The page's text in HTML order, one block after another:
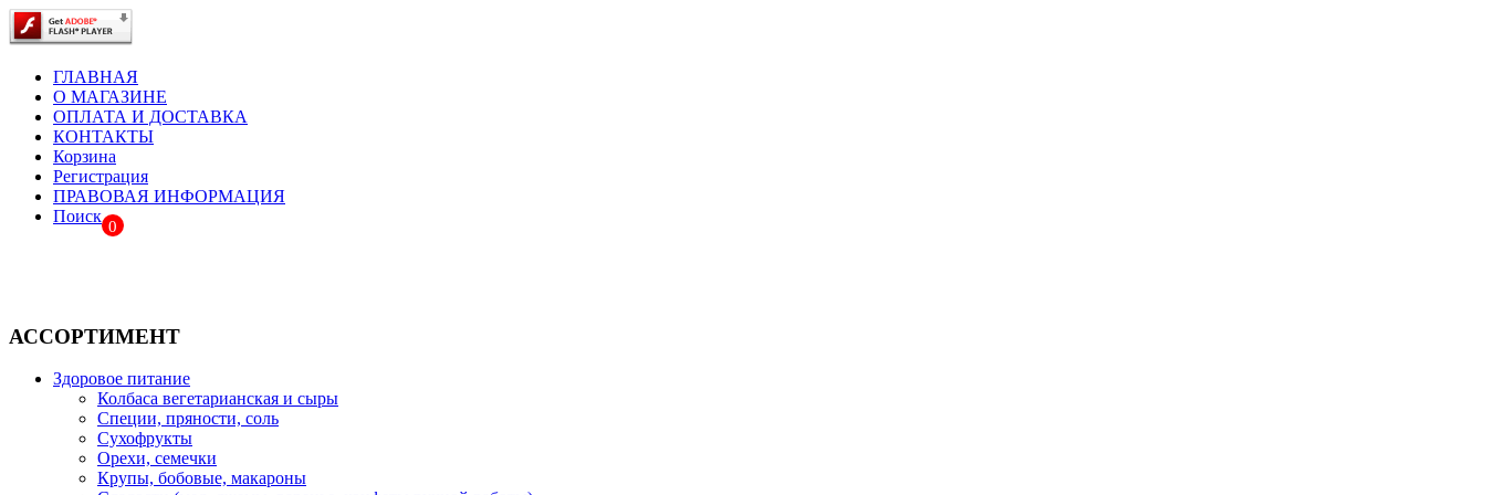
ГЛАВНАЯ
О МАГАЗИНЕ
ОПЛАТА И ДОСТАВКА
КОНТАКТЫ
Корзина
Регистрация
ПРАВОВАЯ ИНФОРМАЦИЯ
Поиск
0
АССОРТИМЕНТ
Здоровое питание
Колбаса вегетарианская и сыры
Специи, пряности, соль
Сухофрукты
Орехи, семечки
Крупы, бобовые, макароны